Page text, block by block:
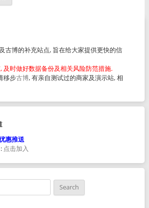
古博的补充站点, 旨在给大家提供更快的信
及时做好数据备份及相关风险防范措施.
移步古博, 有亲自测试过的商家及演示站, 相
惠推送
点击加入